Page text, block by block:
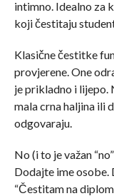
intimno. Idealno za
koji čestitaju
Klasične čestitke
provjerene. One
je prikladno i lijepo.
mala crna haljina ili
odgovaraju.
No (i to je važan
Dodajte ime osobe.
“Čestitam na